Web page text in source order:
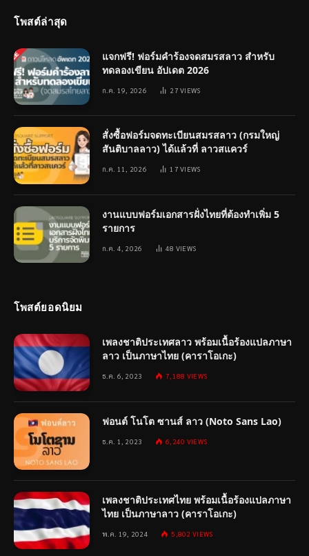
โพสต์ล่าสุด
แจกฟรี! ฟอร์มคำร้องจดสมรสลาว สำหรับ
ทดลองเขียน อัปเดต 2026
ก.ค. 19, 2026 27VIEWS
สั่งซื้อฟอร์มจดทะเบียนสมรสลาว (กรมใหญ่
สันติบาลลาว) ได้แล้วที่ ลาวสแควร์
ก.ค. 11, 2026 17VIEWS
งานแบบฟอร์มเอกสารฝั่งไทยที่ต้องทำเพิ่ม 5
รายการ
ก.ค. 4, 2026 48 VIEWS
โพสต์ยอดนิยม
เพลงชาติประเทศลาว พร้อมเนื้อร้องแปลภาษา
ลาว เป็นภาษาไทย (คาราโอเกะ)
ธ.ค. 6, 2023 7,188 VIEWS
ฟอนต์ โนโต ซานส์ ลาว (Noto Sans Lao)
ธ.ค. 1, 2023 6,240 VIEWS
เพลงชาติประเทศไทย พร้อมเนื้อร้องแปลภาษา
ไทย เป็นภาษาลาว (คาราโอเกะ)
พ.ค. 19, 2024 5,802VIEWS